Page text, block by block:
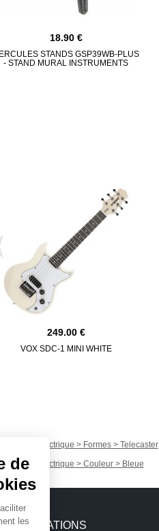
de
les
18.90
STANDS GSP39WB-PLUS
- STAND MURAL INSTRUMENTS
249.00
VOX SDC-1 MINI WHITE
Guitare électrique > Formes > Telecaster
Guitare électrique > Couleur > Bleue
INFORMATIONS